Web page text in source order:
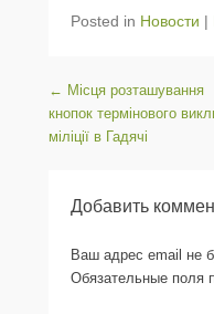
Posted in Новости |
Post navigation
← Місця розташування
кнопок термінового
міліції в Гадячі
Добавить
Ваш адрес email не
Обязательные поля